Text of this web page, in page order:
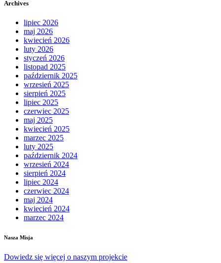
Archives
lipiec 2026
maj 2026
kwiecień 2026
luty 2026
styczeń 2026
listopad 2025
październik 2025
wrzesień 2025
sierpień 2025
lipiec 2025
czerwiec 2025
maj 2025
kwiecień 2025
marzec 2025
luty 2025
październik 2024
wrzesień 2024
sierpień 2024
lipiec 2024
czerwiec 2024
maj 2024
kwiecień 2024
marzec 2024
Nasza Misja
Dowiedz się więcej o naszym projekcie